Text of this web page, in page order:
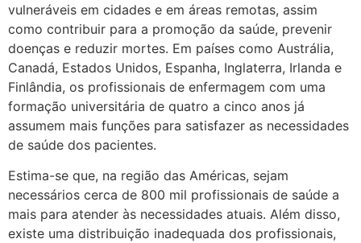
vulneráveis em cidades e em áreas remotas, assim
como contribuir para a promoção da saúde, prevenir
doenças e reduzir mortes. Em países como Austrália,
Canadá, Estados Unidos, Espanha, Inglaterra, Irlanda e
Finlândia, os profissionais de enfermagem com uma
formação universitária de quatro a cinco anos já
assumem mais funções para satisfazer as necessidades
de saúde dos pacientes.
Estima-se que, na região das Américas, sejam
necessários cerca de 800 mil profissionais de saúde a
mais para atender às necessidades atuais. Além disso,
existe uma distribuição inadequada dos profissionais,